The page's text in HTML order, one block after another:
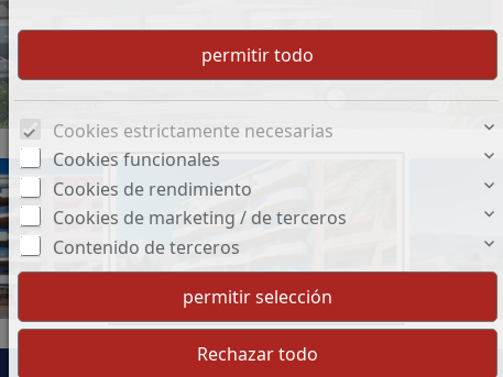
Cookies estrictamente necesarias
Cookies funcionales
Cookies de rendimiento
Cookies de marketing / de terceros
Contenido de terceros